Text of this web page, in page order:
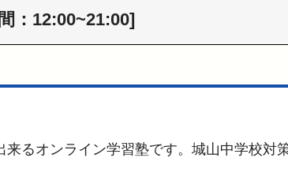
：12:00~21:00]
るオンライン学習塾です。城山中学校対